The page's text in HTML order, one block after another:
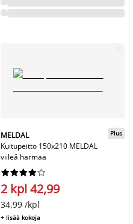
MELDAL
Kuitupeitto 150x210 MELDAL
viileä harmaa
Plus






2 kpl 42,99
34,99 /kpl
+ lisää kokoja